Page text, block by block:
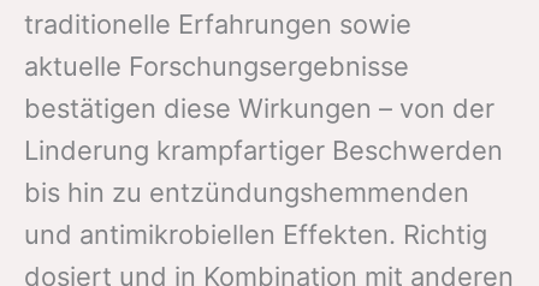
traditionelle Erfahrungen sowie
aktuelle Forschungsergebnisse
bestätigen diese Wirkungen – von der
Linderung krampfartiger Beschwerden
bis hin zu entzündungshemmenden
und antimikrobiellen Effekten. Richtig
dosiert und in Kombination mit anderen